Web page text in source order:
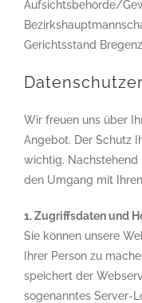
Aufsichtsbehörde/
Gerichtsstand Bregenz
Wir freuen uns über
Angebot. Der Schutz
wichtig. Nachstehend
den Umgang mit
1. Zugriffsdaten und
Sie können unsere
Ihrer Person zu
speichert der
sogenanntes Server-